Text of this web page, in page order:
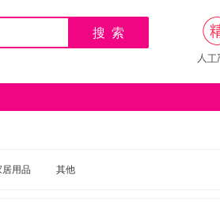
搜 索
居用品 其他